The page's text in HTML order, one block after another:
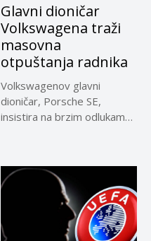
Glavni dioničar
Volkswagena traži
masovna
otpuštanja radnika
Volkswagenov glavni
dioničar, Porsche SE,
insistira na brzim odlukama